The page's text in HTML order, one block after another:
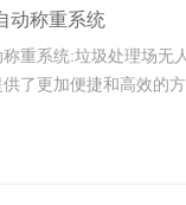
动称重系统
重系统:垃圾处理场无
了更加便捷和高效的方